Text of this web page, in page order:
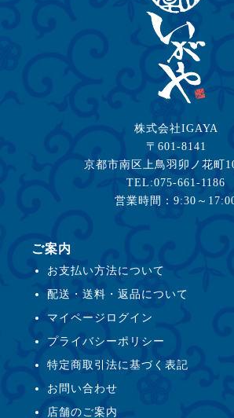
株式会社IGAYA
〒601-8141
京都市南区上鳥羽卯ノ花町
TEL:075-661-1186
営業時間：9:30～
ご案内
お支払い方法について
配送・送料・返品について
マイページログイン
プライバシーポリシー
特定商取引法に基づく表記
お問い合わせ
店舗のご案内